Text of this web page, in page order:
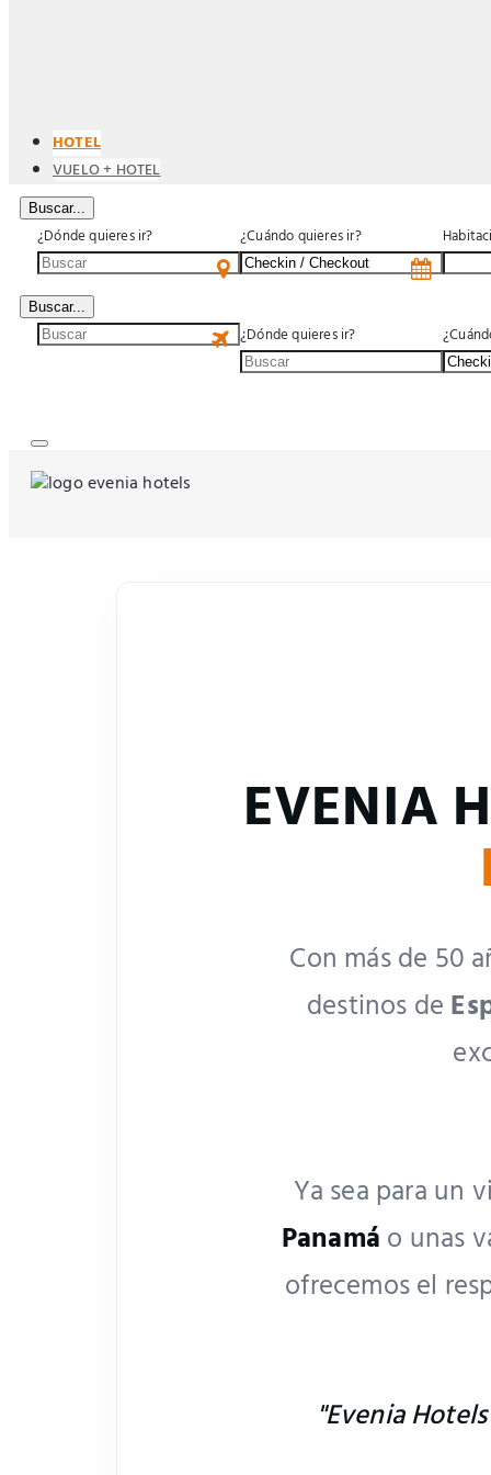
HOTEL
VUELO + HOTEL
Buscar...
¿Dónde quieres ir? ¿Cuándo quieres ir?
Buscar...
¿Dónde quieres ir?
EVENIA
Con más de 50
destinos de
Ya sea para un
Panamá o unas
ofrecemos el
"Evenia